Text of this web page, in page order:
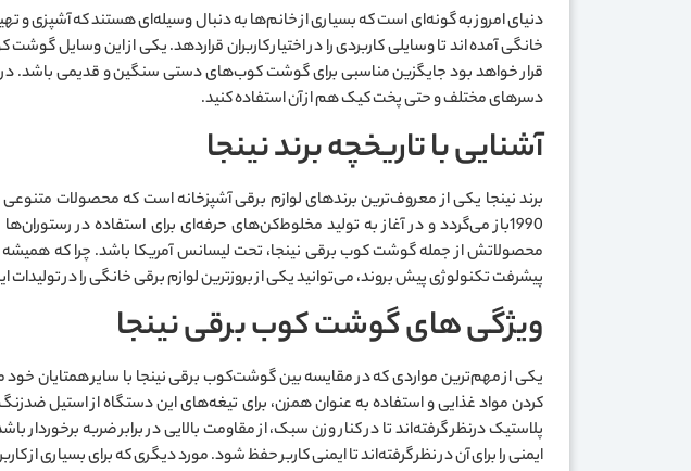
دنیای امروز به گونه‌ای است که بسیاری از خانم‌ها به دنبال وسیله‌ای هستند که آشپزی و
خانگی آمده اند تا وسایلی کاربردی را در اختیار کاربران قراردهد. یکی از این وسایل
قرار خواهد بود جایگزین مناسبی برای گوشت کوب‌های دستی سنگین و قدیمی باشد.
دسرهای مختلف و حتی پخت کیک هم از آن استفاده کنید.
آشنایی با تاریخچه برند نینجا
برند نینجا یکی از معروف‌ترین برندهای لوازم برقی آشپزخانه است که محصولات
1990باز می‌گردد و در آغاز به تولید مخلوط‌کن‌های حرفه‌ای برای استفاده در
محصولاتش از جمله گوشت کوب برقی نینجا، تحت لیسانس آمریکا باشد. چرا که همیشه
پیشرفت تکنولوژی پیش بروند، می‌توانید یکی از بروزترین لوازم برقی خانگی را در تولیدات
ویژگی های گوشت کوب برقی نینجا
کردن مواد غذایی و استفاده به عنوان همزن، برای تیغه‌های این دستگاه از استیل
پلاستیک درنظر گرفته‌اند تا در کنار وزن سبک، از مقاومت بالایی در برابر ضربه
ایمنی را برای آن در نظر گرفته‌اند تا ایمنی کاربر حفظ شود. مورد دیگری که برای